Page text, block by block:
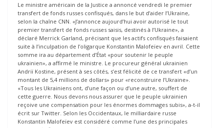
Le ministre américain de la Justice a annoncé vendredi le premier
transfert de fonds russes confisqués, dans le but d’aider l’Ukraine,
selon la chaîne CNN. «J’annonce aujourd’hui avoir autorisé le tout
premier transfert de fonds russes saisis, destinés à l’Ukraine», a
déclaré Merrick Garland, précisant que les actifs confisqués faisaient
suite à l’inculpation de l’oligarque Konstantin Malofeïev en avril. Cette
somme ira au département d’État «pour soutenir le peuple
ukrainien», a affirmé le ministre. Le procureur général ukrainien
Andriï Kostine, présent à ses côtés, s’est félicité de ce transfert «d’un
montant de 5,4 millions de dollars» pour «reconstruire l’Ukraine».
«Tous les Ukrainiens ont, d’une façon ou d’une autre, souffert de
cette guerre. Nous devons nous assurer que le peuple ukrainien
reçoive une compensation pour les énormes dommages subis», a-t-il
écrit sur Twitter. Selon les Occidentaux, le milliardaire russe
Konstantin Malofeïev est considéré comme l’une des principales